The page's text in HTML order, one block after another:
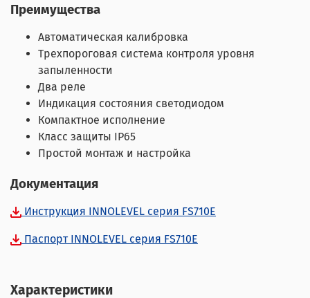
Преимущества
Автоматическая калибровка
Трехпороговая система контроля уровня
запыленности
Два реле
Индикация состояния светодиодом
Компактное исполнение
Класс защиты IP65
Простой монтаж и настройка
Документация
Инструкция INNOLEVEL серия FS710E
Паспорт INNOLEVEL серия FS710E
Характеристики